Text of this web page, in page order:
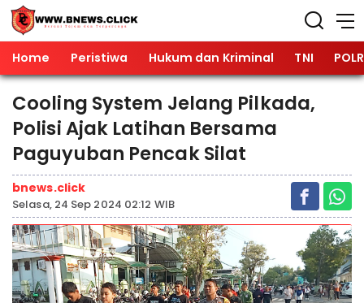
Home Peristiwa Hukum dan Kriminal TNI
Cooling System Jelang Pilkada,
Polisi Ajak Latihan Bersama
Paguyuban Pencak Silat
bnews.click
Selasa, 24 Sep 2024 02:12 WIB